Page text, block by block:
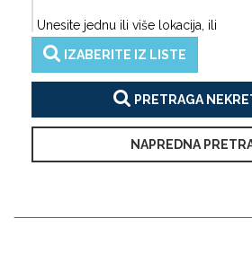
Unesite jednu ili više lokacija, ili
IZABERITE IZ LISTE
PRETRAGA
NAPREDNA